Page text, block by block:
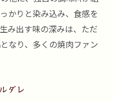
かりと染み込み、食感を
み出す味の深みは、ただ
なり、多くの焼肉ファン
ダレ